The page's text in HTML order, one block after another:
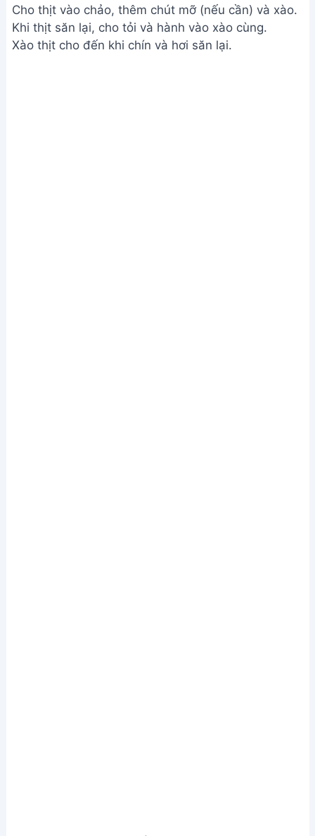
Cho thịt vào chảo, thêm chút mỡ (nếu cần) và xào.
Khi thịt săn lại, cho tỏi và hành vào xào cùng.
Xào thịt cho đến khi chín và hơi săn lại.